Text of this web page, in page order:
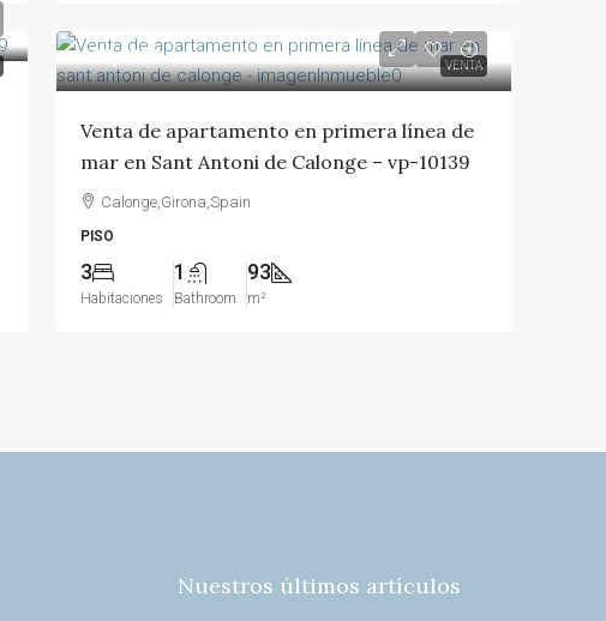
VENTA
690,000€
Venta de apartamento en primera línea de
mar en Sant Antoni de Calonge – vp-10139
Calonge,Girona,Spain
PISO
3
Habitaciones
1
Bathroom
93
m²
Nuestros últimos artículos